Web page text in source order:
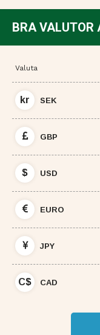
BRA VALUTOR
Valuta
kr SEK
GBP
$ USD
EURO
JPY
C$ CAD